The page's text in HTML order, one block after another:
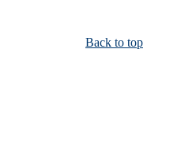
Back to top